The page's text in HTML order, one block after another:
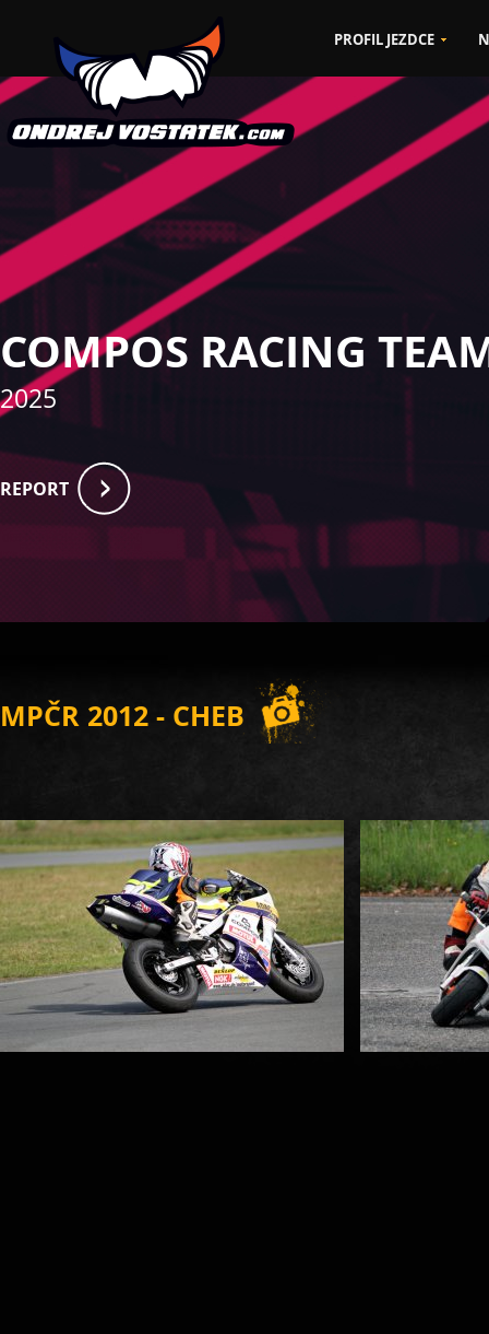
MPČR 2012 - CHEB
PROFIL JEZDCE
COMPOS RACING
2025
REPORT
CZ EN